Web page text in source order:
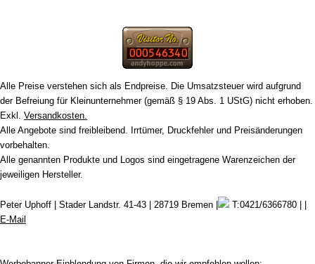
Alle Preise verstehen sich als Endpreise. Die Umsatzsteuer wird aufgrund
der Befreiung für Kleinunternehmer (gemäß § 19 Abs. 1 UStG) nicht erhoben.
Exkl. Versandkosten.
Alle Angebote sind freibleibend. Irrtümer, Druckfehler und Preisänderungen
vorbehalten.
Alle genannten Produkte und Logos sind eingetragene Warenzeichen der
jeweiligen Hersteller.
Peter Uphoff | Stader Landstr. 41-43 | 28719 Bremen |
T:0421/6366780 | |
E-Mail